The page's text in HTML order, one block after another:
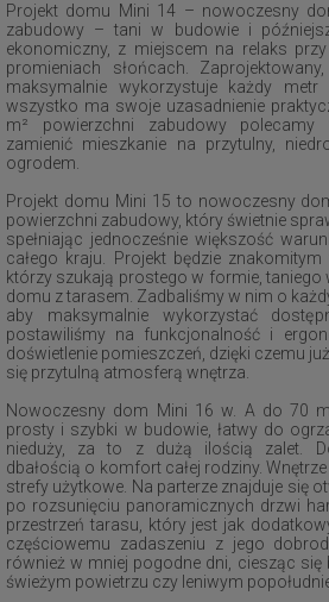
Projekt domu Mini 14 – nowoczesny
zabudowy – tani w budowie i
ekonomiczny, z miejscem na relaks
promieniach słońcach.
maksymalnie wykorzystuje każdy
wszystko ma swoje uzasadnienie
m² powierzchni zabudowy
zamienić mieszkanie na przytulny,
ogrodem.
Projekt domu Mini 15 to nowoczesny
powierzchni zabudowy, który świetnie
spełniając jednocześnie większość
całego kraju. Projekt będzie
którzy szukają prostego w formie,
domu z tarasem. Zadbaliśmy w nim o
aby maksymalnie wykorzystać
postawiliśmy na funkcjonalność i
doświetlenie pomieszczeń, dzięki czemu
się przytulną atmosferą wnętrza.
Nowoczesny dom Mini 16 w. A do 70
prosty i szybki w budowie, łatwy do
nieduży, za to z dużą ilością zalet.
dbałością o komfort całej rodziny.
strefy użytkowe. Na parterze znajduje się
po rozsunięciu panoramicznych drzwi
przestrzeń tarasu, który jest jak
częściowemu zadaszeniu z jego
również w mniej pogodne dni, ciesząc się
świeżym powietrzu czy leniwym